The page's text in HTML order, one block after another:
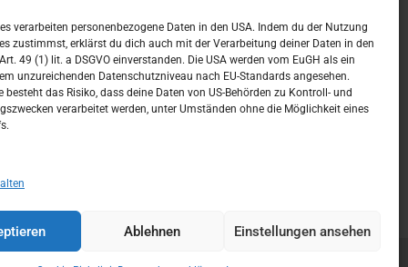
verarbeiten personenbezogene Daten in den USA. Indem du der Nutzung
zustimmst, erklärst du dich auch mit der Verarbeitung deiner Daten in den
49 (1) lit. a DSGVO einverstanden. Die USA werden vom EuGH als ein
unzureichenden Datenschutzniveau nach EU-Standards angesehen.
besteht das Risiko, dass deine Daten von US-Behörden zu Kontroll- und
verarbeitet werden, unter Umständen ohne die Möglichkeit eines
Ablehnen Einstellungen ansehen
10 11 12 13 14 15 16
17 18 19 20 21 22
24 25 26 27 28 29 30